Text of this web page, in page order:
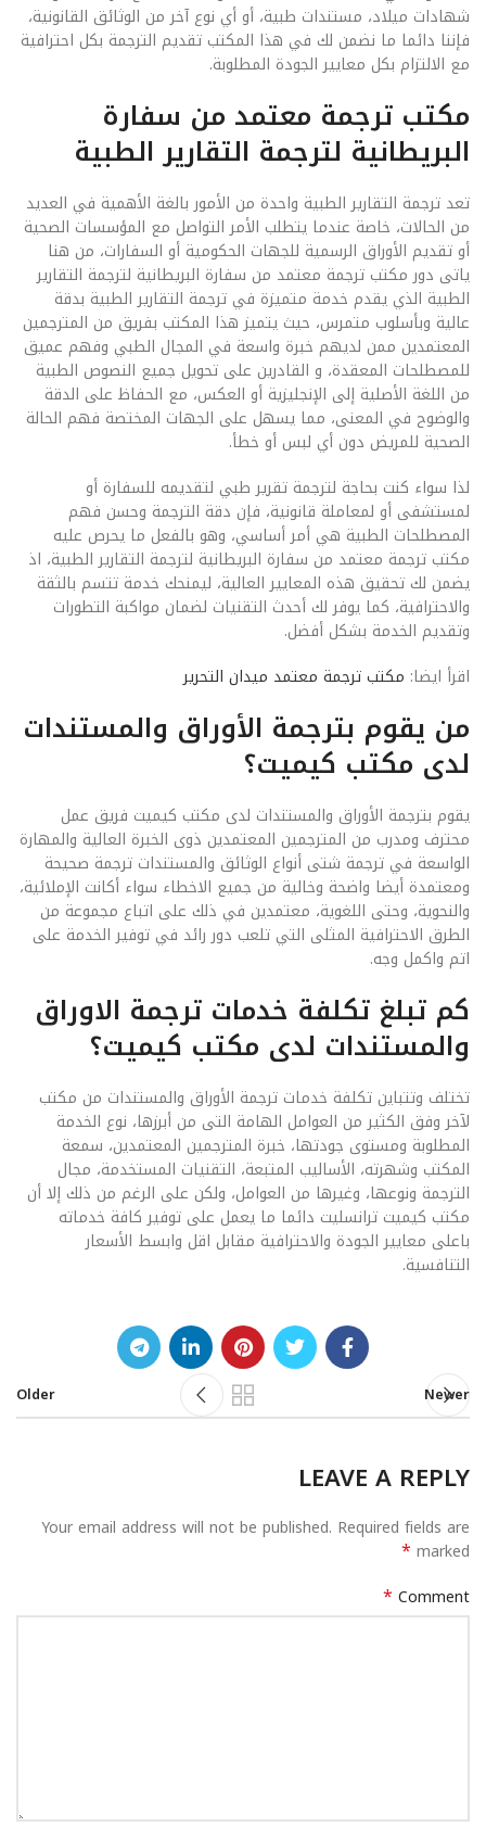
شهادات ميلاد، مستندات طبية، أو أي نوع آخر من الوثائق القانونية،
فإننا دائما ما نضمن لك في هذا المكتب تقديم الترجمة بكل احترافية
مع الالتزام بكل معايير الجودة المطلوبة.
مكتب ترجمة معتمد من سفارة
البريطانية لترجمة التقارير الطبية
تعد ترجمة التقارير الطبية واحدة من الأمور بالغة الأهمية في العديد
من الحالات، خاصة عندما يتطلب الأمر التواصل مع المؤسسات الصحية
أو تقديم الأوراق الرسمية للجهات الحكومية أو السفارات، من هنا
ياتى دور مكتب ترجمة معتمد من سفارة البريطانية لترجمة التقارير
الطبية الذي يقدم خدمة متميزة في ترجمة التقارير الطبية بدقة
عالية وبأسلوب متمرس، حيث يتميز هذا المكتب بفريق من المترجمين
المعتمدين ممن لديهم خبرة واسعة في المجال الطبي وفهم عميق
للمصطلحات المعقدة، و القادرين على تحويل جميع النصوص الطبية
من اللغة الأصلية إلى الإنجليزية أو العكس، مع الحفاظ على الدقة
والوضوح في المعنى، مما يسهل على الجهات المختصة فهم الحالة
الصحية للمريض دون أي لبس أو خطأ.
لذا سواء كنت بحاجة لترجمة تقرير طبي لتقديمه للسفارة أو
لمستشفى أو لمعاملة قانونية، فإن دقة الترجمة وحسن فهم
المصطلحات الطبية هي أمر أساسي، وهو بالفعل ما يحرص عليه
مكتب ترجمة معتمد من سفارة البريطانية لترجمة التقارير الطبية، اذ
يضمن لك تحقيق هذه المعايير العالية، ليمنحك خدمة تتسم بالثقة
والاحترافية، كما يوفر لك أحدث التقنيات لضمان مواكبة التطورات
وتقديم الخدمة بشكل أفضل.
اقرأ ايضا: مكتب ترجمة معتمد ميدان التحرير
من يقوم بترجمة الأوراق والمستندات
لدى مكتب كيميت؟
يقوم بترجمة الأوراق والمستندات لدى مكتب كيميت فريق عمل
محترف ومدرب من المترجمين المعتمدين ذوى الخبرة العالية والمهارة
الواسعة في ترجمة شتى أنواع الوثائق والمستندات ترجمة صحيحة
ومعتمدة أيضا واضحة وخالية من جميع الاخطاء سواء أكانت الإملائية،
والنحوية، وحتى اللغوية، معتمدين في ذلك على اتباع مجموعة من
الطرق الاحترافية المثلى التي تلعب دور رائد في توفير الخدمة على
اتم واكمل وجه.
كم تبلغ تكلفة خدمات ترجمة الاوراق
والمستندات لدى مكتب كيميت؟
تختلف وتتباين تكلفة خدمات ترجمة الأوراق والمستندات من مكتب
لآخر وفق الكثير من العوامل الهامة التى من أبرزها، نوع الخدمة
المطلوبة ومستوى جودتها، خبرة المترجمين المعتمدين، سمعة
المكتب وشهرته، الأساليب المتبعة، التقنيات المستخدمة، مجال
الترجمة ونوعها، وغيرها من العوامل، ولكن على الرغم من ذلك إلا أن
مكتب كيميت ترانسليت دائما ما يعمل على توفير كافة خدماته
باعلى معايير الجودة والاحترافية مقابل اقل وابسط الأسعار
التنافسية.
Newer
Older
LEAVE A REPLY
Your email address will not be published. Required fields are
marked
*
Comment
*